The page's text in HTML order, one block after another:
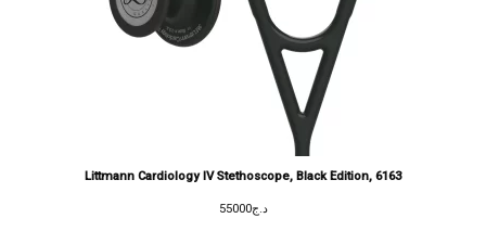
Littmann Cardiology IV Stethoscope, Black Edition, 6163
د.ج55000